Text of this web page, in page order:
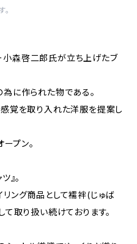
小森啓二郎氏が立ち上げたブ
に作られた物である。
覚を取り入れた洋服を提案し
プン。
』。
ング商品として襦袢(じゅば
取り扱い続けております。